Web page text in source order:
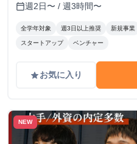
calendar_today週2日〜 / 週3時間〜
全学年対象 週3日以上推奨 新規事業
スタートアップ ベンチャー
gradeお気に入り
NEW